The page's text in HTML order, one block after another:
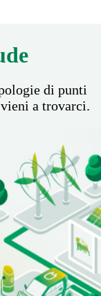
di punti
a trovarci.